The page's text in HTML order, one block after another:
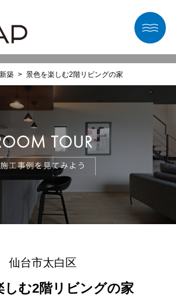
新築 景色を楽しむ2階リビングの家
仙台市太白区
しむ2階リビングの家